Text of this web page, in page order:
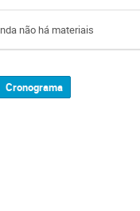
não há materiais
Cronograma